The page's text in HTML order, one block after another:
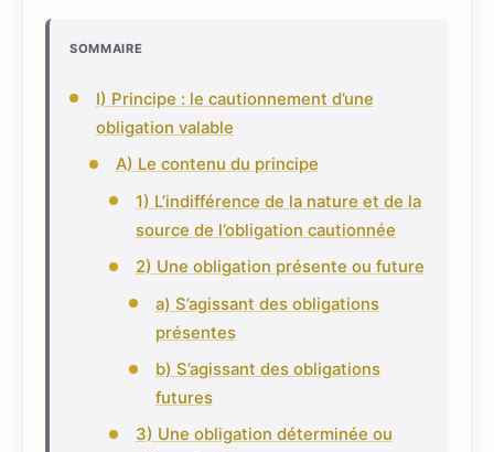
SOMMAIRE
I) Principe : le cautionnement d’une
obligation valable
A) Le contenu du principe
1) L’indifférence de la nature et de la
source de l’obligation cautionnée
2) Une obligation présente ou future
a) S’agissant des obligations
présentes
b) S’agissant des obligations
futures
3) Une obligation déterminée ou